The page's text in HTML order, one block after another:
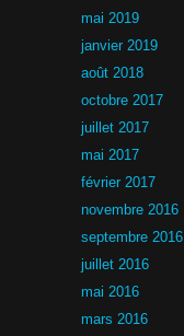
mai 2019
janvier 2019
août 2018
octobre 2017
juillet 2017
mai 2017
février 2017
novembre 2016
septembre 2016
juillet 2016
mai 2016
mars 2016